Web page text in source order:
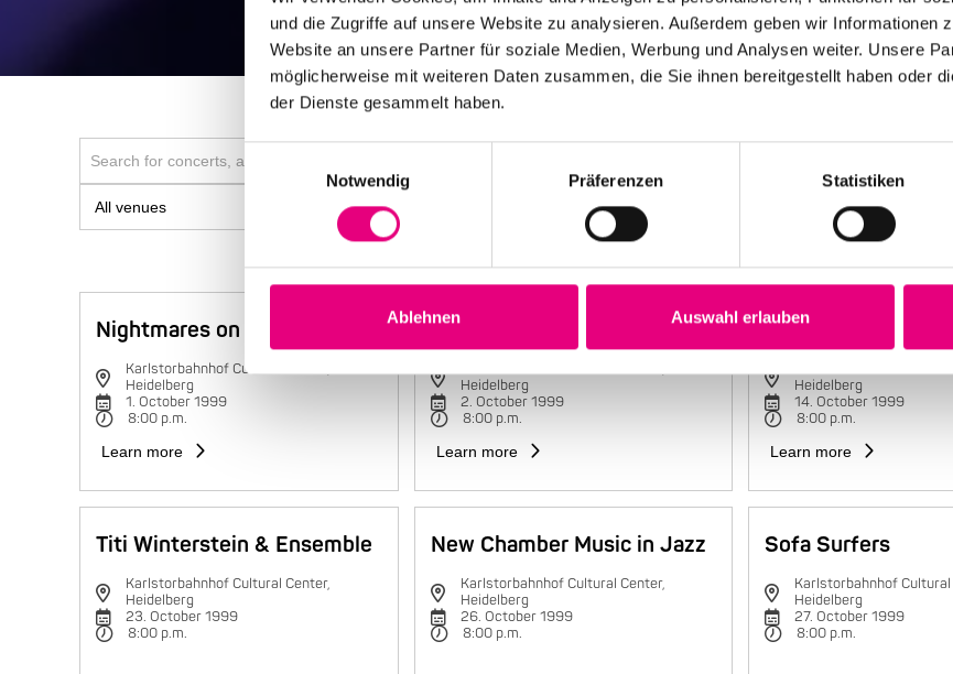
und die Zugriffe auf unsere Website zu analysieren. Außerdem geben wir Informationen
Website an unsere Partner für soziale Medien, Werbung und Analysen weiter. Unsere
möglicherweise mit weiteren Daten zusammen, die Sie ihnen bereitgestellt haben oder
der Dienste gesammelt haben.
Notwendig
Präferenzen Statistiken
Ablehnen Auswahl erlauben
Nightmares on Wax
Karlstorbahnhof Cultural Center,
Heidelberg
1. October 1999
8:00 p.m.
Learn more
Charlie Mariano Group
Heidelberg
2. October 1999
8:00 p.m.
Learn more
Maria João Trio
Heidelberg
14. October 1999
8:00 p.m.
Learn more
Titi Winterstein & Ensemble
Karlstorbahnhof Cultural Center,
Heidelberg
23. October 1999
8:00 p.m.
New Chamber Music in Jazz
Karlstorbahnhof Cultural Center,
Heidelberg
26. October 1999
8:00 p.m.
Sofa Surfers
Karlstorbahnhof Cultural
Heidelberg
27. October 1999
8:00 p.m.